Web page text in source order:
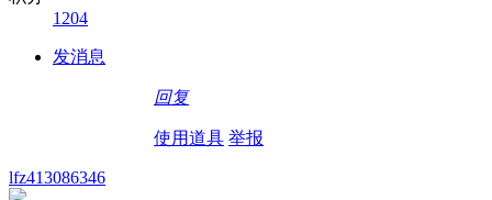
1204
发消息
回复
使用道具 举报
lfz413086346